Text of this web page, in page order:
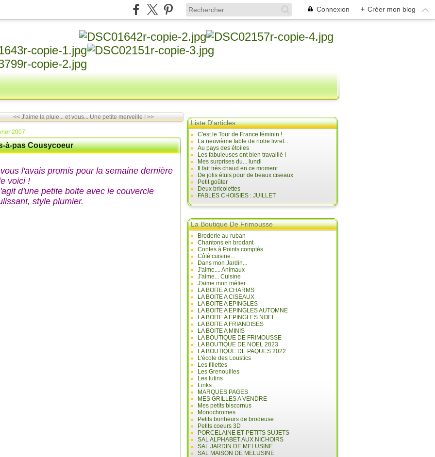
Connexion + Créer mon blog
<< J'aime la pluie... et vous... Une petite merveille ! >>
2007
à-pas Cousycoeur
l'avais promis pour la semaine dernière
voici !
d'une petite boite avec le couvercle
style plumier.
Liste D'articles
C'est le Tour de France féminin !
La neuvième fable de notre livret...
Au pays des étoiles
Les fabuleuses ont bien travaillé !
Mes surprises du... lundi
Il fait très chaud en ce moment
De jolis étuis pour de beaux ciseaux
Petit goûter
Deux bricolettes
FABLES CHOISIES : JUILLET
La Boutique De Frimousse
Broderie au ruban
Chantons en brodant
Contes à Points comptés
Côté cuisine...
Dans mon Jardin...
J'aime.... Animaux
J'aime... Cuisine
J'aime mon métier
LA BOITE A CHARMS
LA BOITE A CISEAUX
LA BOITE A EPINGLES
LA BOITE A EPINGLES AUTOMNE
LA BOITE A EPINGLES NOEL
LA BOITE A FRIANDISES
LA BOITE A MINIS
LA BOUTIQUE DE FRIMOUSSE
LA BOUTIQUE DE NOEL 2023
LA BOUTIQUE DE PAQUES 2022
L'école des Loustics
Les fillettes
Les Grenouilles
Les lutins
Links
MARQUES PAGES
MES GRILLES A VENDRE
Mes petits biscornus
Monochromes
Petits bonheurs de brodeuse
Petits coeurs 3D
PORCELAINE ET PETITS SUJETS
SAL ALPHABET AUX NICHOIRS
SAL JARDIN DE MELUSINE
SAL MAISON DE MELUSINE